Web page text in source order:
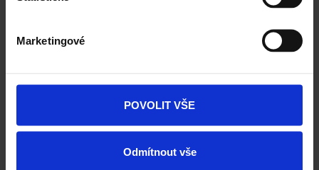
Marketingové
POVOLIT VŠE
Odmítnout vše
Technická podpora